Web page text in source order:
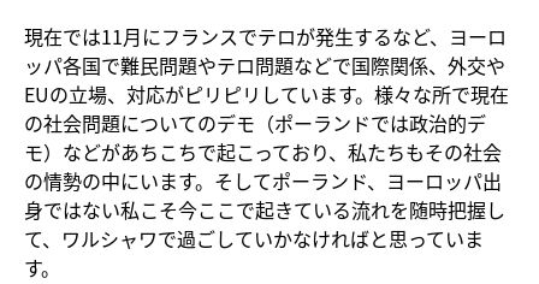
現在では11月にフランスでテロが発生するなど、ヨーロ
ッパ各国で難民問題やテロ問題などで国際関係、外交や
EUの立場、対応がピリピリしています。様々な所で現在
の社会問題についてのデモ（ポーランドでは政治的デ
モ）などがあちこちで起こっており、私たちもその社会
の情勢の中にいます。そしてポーランド、ヨーロッパ出
身ではない私こそ今ここで起きている流れを随時把握し
て、ワルシャワで過ごしていかなければと思っていま
す。